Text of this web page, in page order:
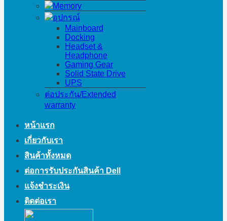
Memory
อุปกรณ์
Mainboard
Docking
Headset &
Headphone
Gaming Gear
Solid State Drive
UPS
ต่อประกัน/Extended
warranty
หน้าแรก
เกี่ยวกับเรา
สินค้าทั้งหมด
ต่อการรับประกันสินค้า Dell
แจ้งชำระเงิน
ติดต่อเรา